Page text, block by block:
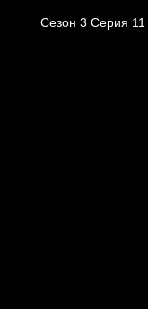
Сезон 3 Серия 11